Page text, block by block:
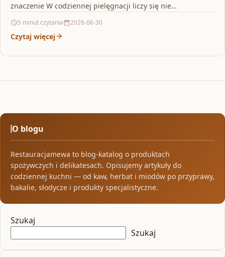
znaczenie W codziennej pielęgnacji liczy się nie…
5 minut czytania 2026-06-30
Czytaj więcej
O blogu
Restauracjamewa to blog-katalog o produktach
spożywczych i delikatesach. Opisujemy artykuły do
codziennej kuchni — od kaw, herbat i miodów po przyprawy,
bakalie, słodycze i produkty specjalistyczne.
Szukaj
Szukaj